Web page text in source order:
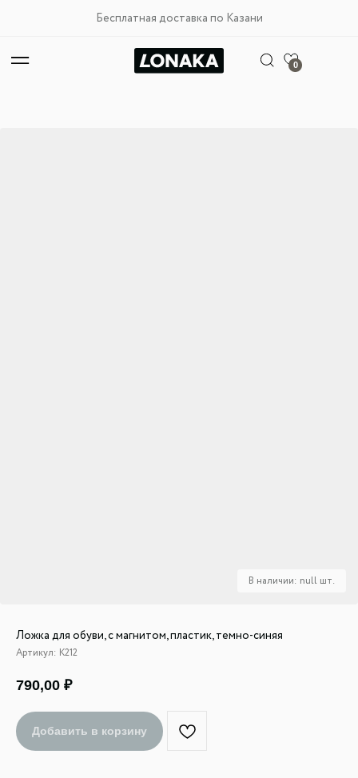
Бесплатная доставка по Казани
Ложка для обуви, с магнитом, пластик, темно-синяя
Артикул: К212
790,00 ₽
Добавить в корзину